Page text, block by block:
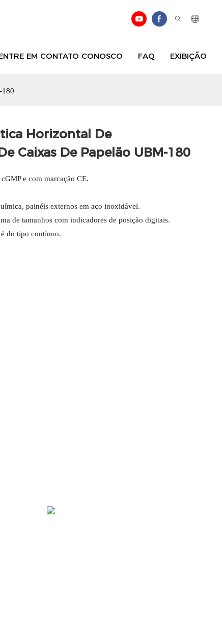
EM CONTATO CONOSCO FAQ EXIBIÇÃO
180
Horizontal De
Caixas De Papelão UBM-180
e com marcação CE.
painéis externos em aço inoxidável.
de tamanhos com indicadores de posição digitais.
do tipo contínuo.